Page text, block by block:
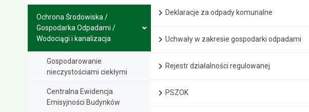
Ochrona Środowiska /
Gospodarka Odpadami /
Wodociągi i kanalizacja
Gospodarowanie
nieczystościami ciekłymi
Centralna Ewidencja
Emisyjności Budynków
Deklaracje za odpady komunalne
Uchwały w zakresie gospodarki odpadami
Rejestr działalności regulowanej
PSZOK